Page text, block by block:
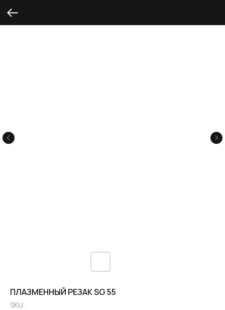
ПЛАЗМЕННЫЙ РЕЗАК SG 55
SKU: